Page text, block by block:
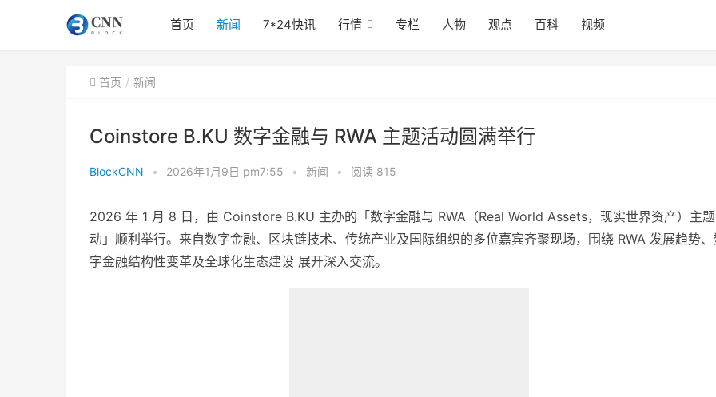
首页 新闻 7*24快讯 行情 专栏 人物 观点 百科 视频
首页 新闻
Coinstore B.KU 数字金融与 RWA 主题活动圆满举行
BlockCNN • 2026年1月9日 pm7:55 • 新闻 • 阅读 815
2026 年 1 月 8 日，由 Coinstore B.KU 主办的「数字金融与 RWA（Real World Assets，现实世界资产）主
动」顺利举行。来自数字金融、区块链技术、传统产业及国际组织的多位嘉宾齐聚现场，围绕 RWA 发展趋势
字金融结构性变革及全球化生态建设 展开深入交流。